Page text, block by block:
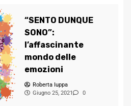
“SENTO DUNQUE
SONO”:
l’affascinante
mondo delle
emozioni
Roberta Iuppa
Giugno 25, 2021
0